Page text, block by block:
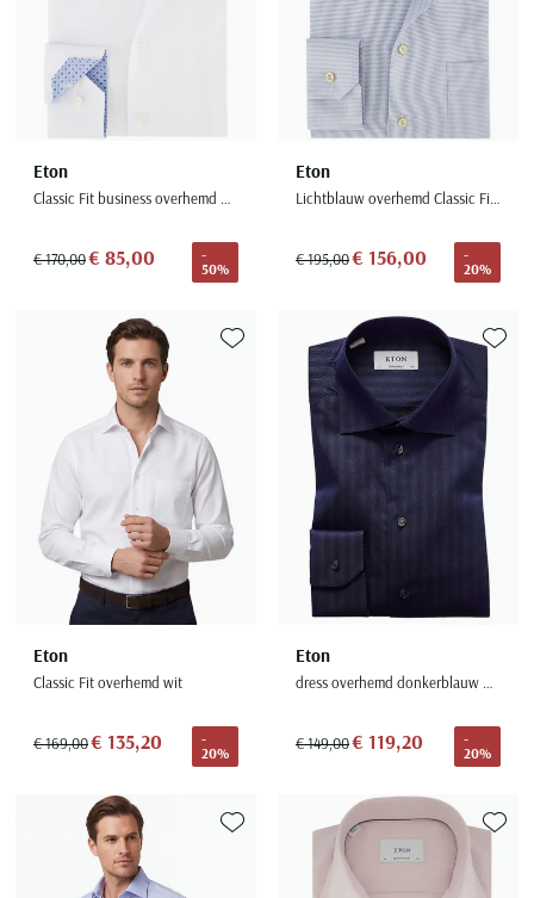
Eton
Classic Fit business overhemd wit
€ 170,00€ 85,00
-
50%
Eton
Lichtblauw overhemd Classic Fit met borstzak
€ 195,00€ 156,00
-
20%
Eton
Classic Fit overhemd wit
€ 169,00€ 135,20
-
20%
Toevoegen aan favorieten
Eton
dress overhemd donkerblauw Contemporary
€ 149,00€ 119,20
-
20%
Toevoegen aan favorieten